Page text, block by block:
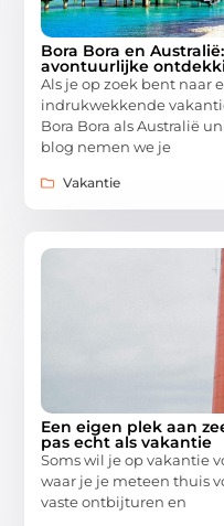
Bora Bora en
avontuurlijke
Als je op zoek bent naar
indrukwekkende
Bora Bora als Australië
blog nemen we je
Vakantie
Een eigen plek aan
pas echt als vakantie
Soms wil je op vakantie
waar je je meteen thuis
vaste ontbijturen en